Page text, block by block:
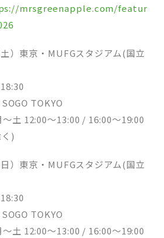
ショルダー付) Inspired by “FJORD”
種セット) feat. “FJORD”
ル Inspired by “FJORD”
ャーシート Inspired by “FJORD”
スプーン Inspired by “THE ORIGIN”
い場合には4月12日(日)までの予約を
ANNIVERSARY LIVE ～FJORD～ ON
¥6,600（税込）¥6,000（税別）
ANNIVERSARY LIVE ～FJORD～ ON
mrsgreenapple.com/featur
）東京・MUFGスタジアム(国立
TOKYO
土 12:00～13:00 / 16:00～19:00
)
）東京・MUFGスタジアム(国立
TOKYO
土 12:00～13:00 / 16:00～19:00